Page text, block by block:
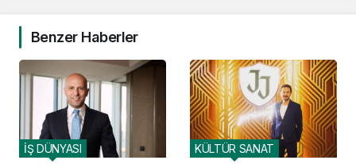
Benzer Haberler
İŞ DÜNYASI KÜLTÜR SANAT